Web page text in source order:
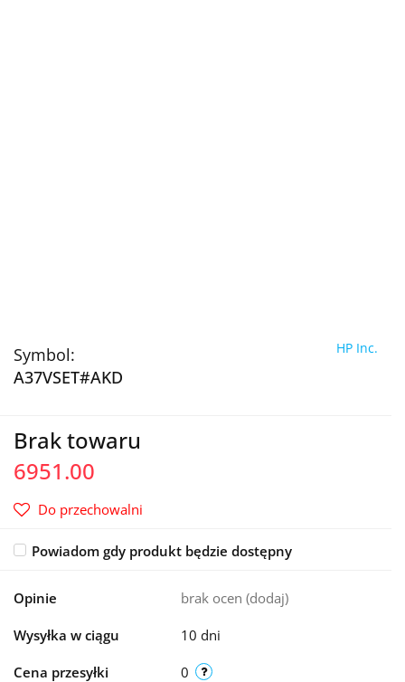
Symbol:
A37VSET#AKD
HP Inc.
Brak towaru
6951.00
Do przechowalni
Powiadom gdy produkt będzie dostępny
Opinie brak ocen (dodaj)
Wysyłka w ciągu 10 dni
Cena przesyłki 0